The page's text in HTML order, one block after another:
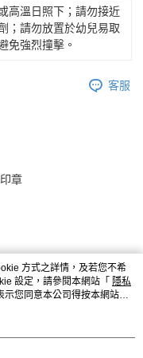
高溫日照下；請勿接近
；請勿放置於幼兒易取
免強烈撞擊。
客服
章
方式之詳情，及若您不希
設定，請參閱本網站「 隱私
示您同意本公司得按本網站使